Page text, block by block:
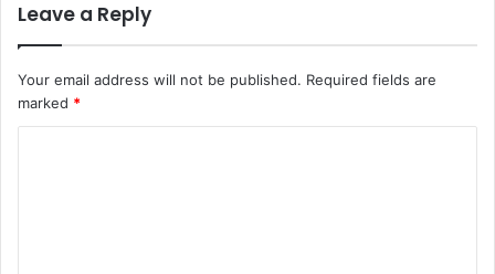
Leave a Reply
Your email address will not be published. Required fields are
marked *